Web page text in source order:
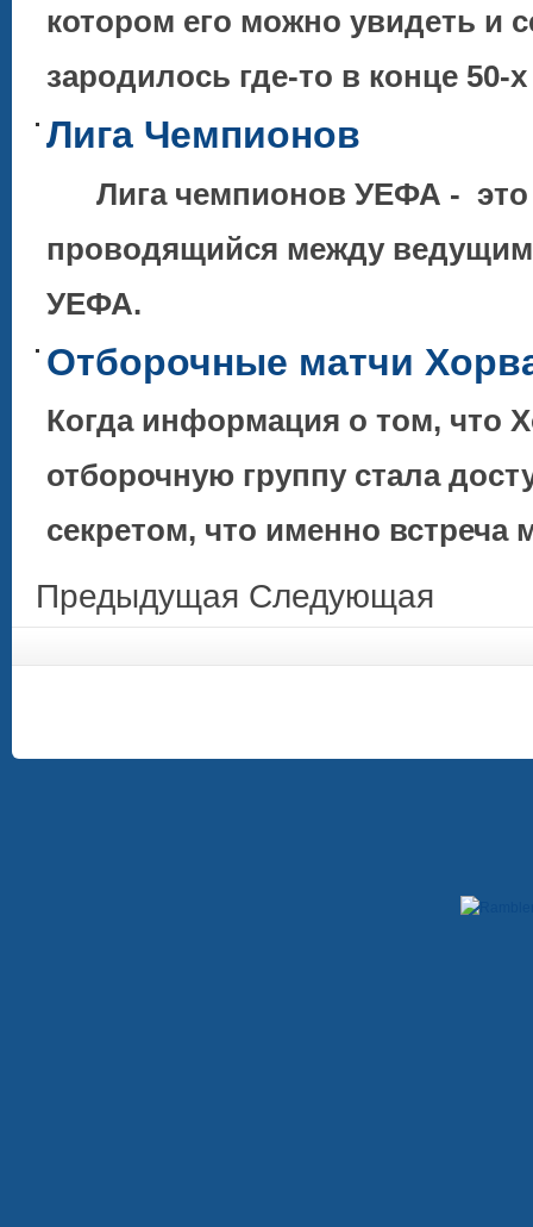
котором его можно увидеть и
зародилось где-то в конце 50-
Лига Чемпионов
Лига чемпионов УЕФА - это
проводящийся между
УЕФА.
Отборочные матчи
Когда информация о том, что
отборочную группу стала
секретом, что именно
Предыдущая Следующая